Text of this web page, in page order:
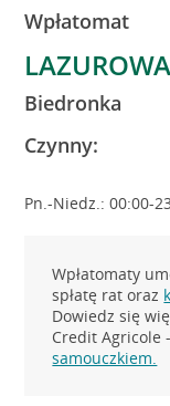
Wpłatomat
Biedronka
Czynny:
Pn.-Niedz.: 00:00-
Wpłatomaty
spłatę rat oraz
Dowiedz się
Credit Agricole
samouczkiem.